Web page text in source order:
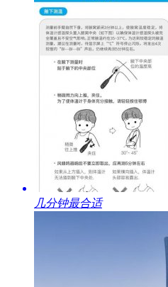
几分钟最合适